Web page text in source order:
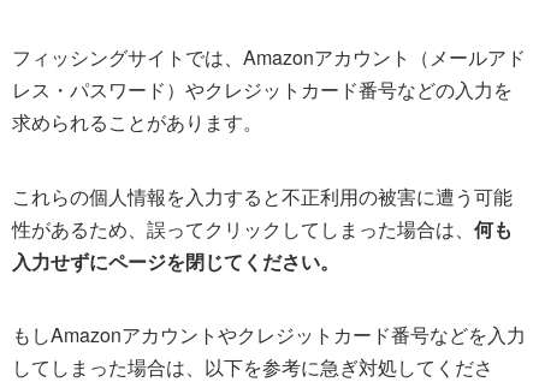
フィッシングサイトでは、Amazonアカウント（メールアド
レス・パスワード）やクレジットカード番号などの入力を
求められることがあります。
これらの個人情報を入力すると不正利用の被害に遭う可能
性があるため、誤ってクリックしてしまった場合は、 何も
入力せずにページを閉じてください。
もしAmazonアカウントやクレジットカード番号などを入力
してしまった場合は、以下を参考に急ぎ対処してくださ